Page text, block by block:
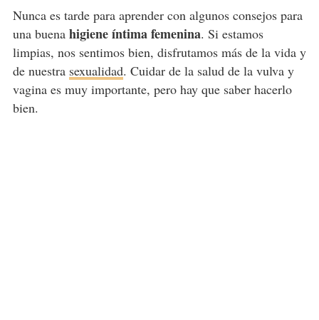
Nunca es tarde para aprender con algunos consejos para
una buena higiene íntima femenina. Si estamos
limpias, nos sentimos bien, disfrutamos más de la vida y
de nuestra sexualidad. Cuidar de la salud de la vulva y
vagina es muy importante, pero hay que saber hacerlo
bien.